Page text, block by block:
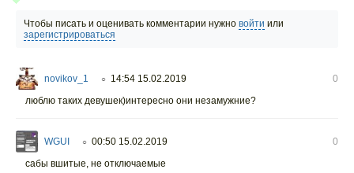
Чтобы писать и оценивать комментарии нужно войти или
зарегистрироваться
novikov_1 ○ 14:54 15.02.2019
0
люблю таких девушек)интересно они незамужние?
WGUI ○ 00:50 15.02.2019
0
сабы вшитые, не отключаемые